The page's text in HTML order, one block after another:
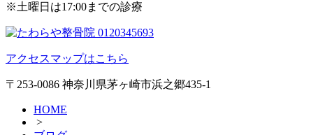
※土曜日は17:00までの診療
アクセスマップはこちら
〒253-0086 神奈川県茅ヶ崎市浜之郷435-1
HOME
>